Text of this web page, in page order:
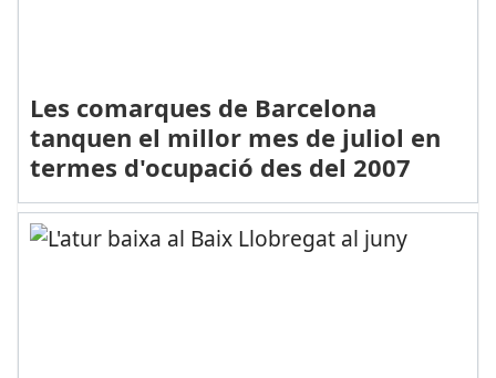
Les comarques de Barcelona
tanquen el millor mes de juliol en
termes d'ocupació des del 2007